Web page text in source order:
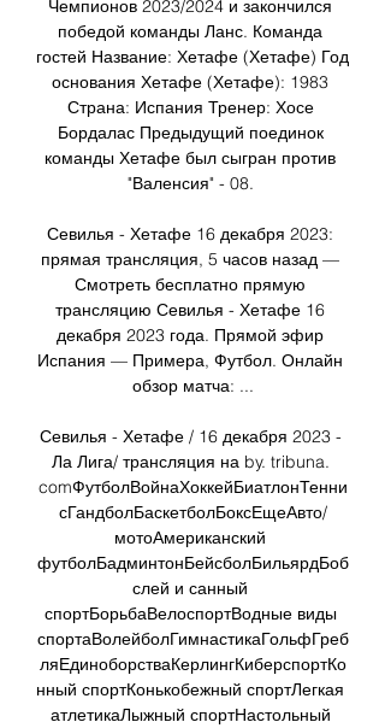
Чемпионов 2023/2024 и закончился
победой команды Ланс. Команда
гостей Название: Хетафе (Хетафе) Год
основания Хетафе (Хетафе): 1983
Страна: Испания Тренер: Хосе
Бордалас Предыдущий поединок
команды Хетафе был сыгран против
"Валенсия" - 08.
Севилья - Хетафе 16 декабря 2023:
прямая трансляция, 5 часов назад —
Смотреть бесплатно прямую
трансляцию Севилья - Хетафе 16
декабря 2023 года. Прямой эфир
Испания — Примера, Футбол. Онлайн
обзор матча: ...
Севилья - Хетафе / 16 декабря 2023 -
Ла Лига/ трансляция на by. tribuna.
comФутболВойнаХоккейБиатлонТенни
сГандболБаскетболБоксЕщеАвто/
мотоАмериканский
футболБадминтонБейсболБильярдБоб
слей и санный
спортБорьбаВелоспортВодные виды
спортаВолейболГимнастикаГольфГреб
ляЕдиноборстваКерлингКиберспортКо
нный спортКонькобежный спортЛегкая
атлетикаЛыжный спортНастольный